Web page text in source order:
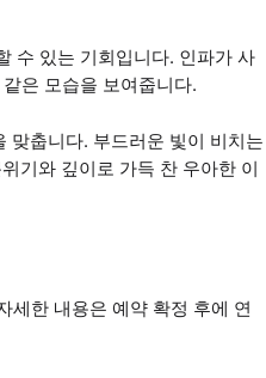
수 있는 기회입니다. 인파가 사
은 모습을 보여줍니다.
맞춥니다. 부드러운 빛이 비치는
기와 깊이로 가득 찬 우아한 이
세한 내용은 예약 확정 후에 연